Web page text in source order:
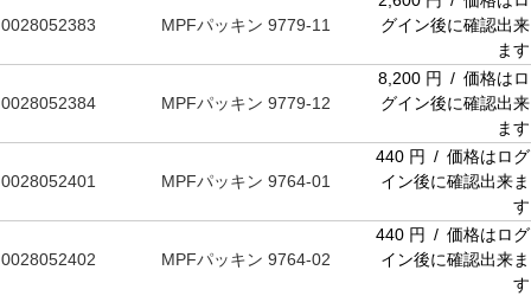
0028052383 MPFパッキン 9779-11
グイン後に確認出来
ます
0028052384 MPFパッキン 9779-12
8,200 円 / 価格はロ
グイン後に確認出来
ます
0028052401 MPFパッキン 9764-01
440 円 / 価格はログ
イン後に確認出来ま
す
0028052402 MPFパッキン 9764-02
440 円 / 価格はログ
イン後に確認出来ま
す